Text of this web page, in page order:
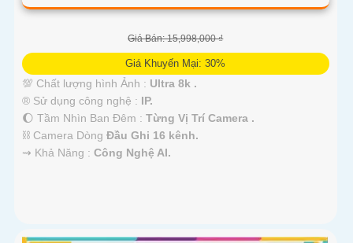
Giá Bán: 15,998,000 ₫
Giá Khuyến Mại: 30%
💯 Chất lượng hình Ảnh : Ultra 8k .
®️ Sử dụng công nghệ : IP.
🌔 Tầm Nhìn Ban Đêm : Từng Vị Trí Camera .
⛓ Camera Dòng Đầu Ghi 16 kênh.
️⇝ Khả Năng : Công Nghệ AI.